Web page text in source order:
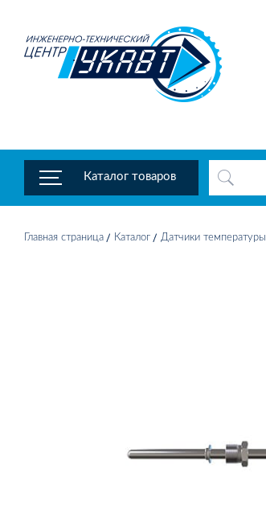
Каталог товаров
Главная страница Каталог Датчики температуры